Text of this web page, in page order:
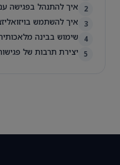
2 איך להתנהל בפגישה
3 איך להשתמש
4 שימוש בבינה
5 יצירת תרבות של